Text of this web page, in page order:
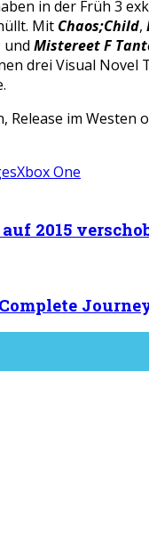
in der Früh 3
Mit Chaos;Child,
und Mistereet F
drei Visual Novel
Release im Westen
Xbox One
2015